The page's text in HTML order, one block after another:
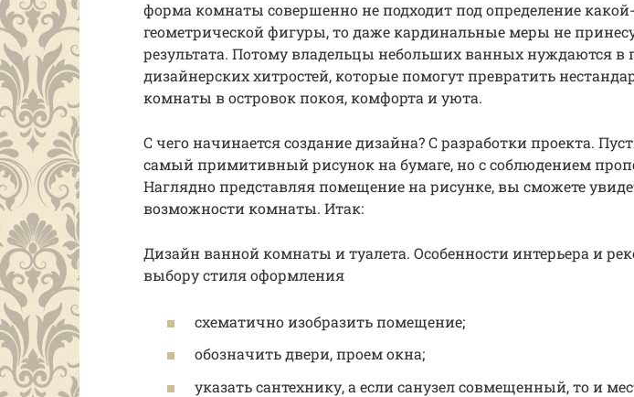
форма комнаты совершенно не подходит под определение
геометрической фигуры, то даже кардинальные меры не
результата. Потому владельцы небольших ванных нуждаются в
дизайнерских хитростей, которые помогут превратить
комнаты в островок покоя, комфорта и уюта.
С чего начинается создание дизайна? С разработки проекта.
самый примитивный рисунок на бумаге, но с соблюдением
Наглядно представляя помещение на рисунке, вы сможете
возможности комнаты. Итак:
Дизайн ванной комнаты и туалета. Особенности интерьера и
выбору стиля оформления
схематично изобразить помещение;
обозначить двери, проем окна;
указать сантехнику, а если санузел совмещенный, то и